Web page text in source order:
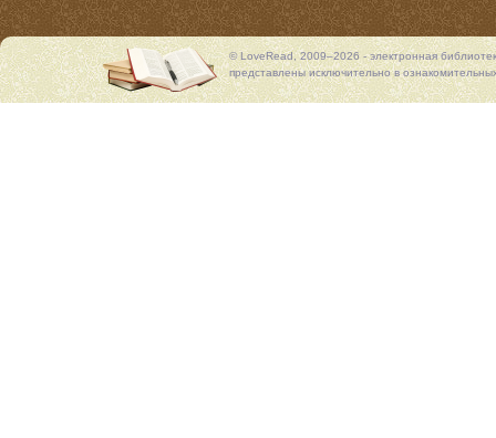
© LoveRead, 2009–2026 - электронная
представлены исключительно в